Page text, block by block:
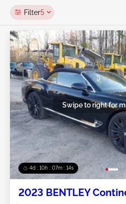
Filter5
4d : 10h : 07m : 14s
Swipe to right for
2023 BENTLEY